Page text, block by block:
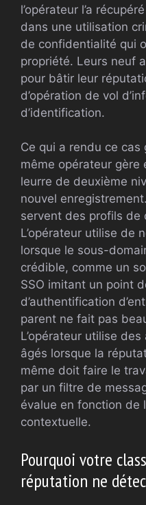
l’opérateur l’a
dans une utilisation
de confidentialité qui
propriété. Leurs neuf
pour bâtir leur
d’opération de vol
d’identification.
Ce qui a rendu ce cas
même opérateur gère
leurre de deuxième
nouvel
servent des profils de
L’opérateur utilise de
lorsque le sous-
crédible, comme un
SSO imitant un point
d’authentification
parent ne fait pas
L’opérateur utilise
âgés lorsque la
même doit faire le
par un filtre de
évalue en fonction de
contextuelle.
Pourquoi votre
réputation ne